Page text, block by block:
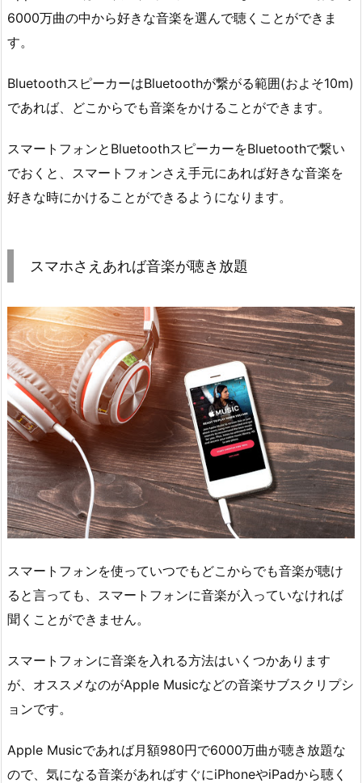
プ
を
使
て
で
む
ま
と
め
6000万曲の中から好きな音楽を選んで聴くことができま
す。
BluetoothスピーカーはBluetoothが繋がる範囲(およそ10m)
であれば、どこからでも音楽をかけることができます。
スマートフォンとBluetoothスピーカーをBluetoothで繋い
でおくと、スマートフォンさえ手元にあれば好きな音楽を
好きな時にかけることができるようになります。
スマホさえあれば音楽が聴き放題
スマートフォンを使っていつでもどこからでも音楽が聴け
ると言っても、スマートフォンに音楽が入っていなければ
聞くことができません。
スマートフォンに音楽を入れる方法はいくつかあります
が、オススメなのがApple Musicなどの音楽サブスクリプシ
ョンです。
Apple Musicであれば月額980円で6000万曲が聴き放題な
ので、気になる音楽があればすぐにiPhoneやiPadから聴く